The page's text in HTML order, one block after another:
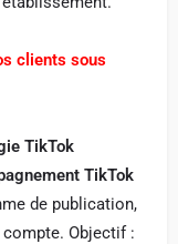
clients sous
TikTok
TikTok
de publication,
Objectif :